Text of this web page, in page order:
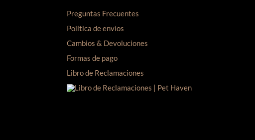
Preguntas Frecuentes
Política de envíos
Cambios & Devoluciones
Formas de pago
Libro de Reclamaciones